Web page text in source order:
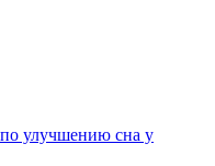
улучшению сна у